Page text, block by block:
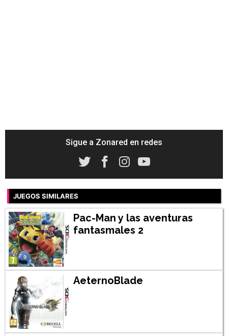
Sigue a Zonared en redes
JUEGOS SIMILARES
Pac-Man y las aventuras
fantasmales 2
AeternoBlade